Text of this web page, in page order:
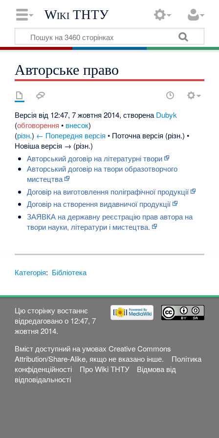
Wiki ТНТУ
Авторське право
Версія від 12:47, 7 жовтня 2014, створенаDubyk
(обговорення • внесок)
(різн.) ← Попередня версія • Поточна версія (різн.) •
Новіша версія → (різн.)
Авторський договір на літературні твори
Авторський договір на твори образотворчого
мистецтва
Договір на виготовлення поліграфічної продукції
Договір на створення видавничої продукції
ЗАЯВКА на державну реєстрацію прав автора на
твори науки, літератури і мистецтва.
Категорія: Бібліотека
Цю сторінку востаннє
відредаговано о 12:47, 7
жовтня 2014.
Вміст доступний на умовахCreative Commons
Attribution/Share-Alike, якщо не вказано інше.
Політика
конфіденційності
Про Wiki ТНТУ
Відмова від
відповідальності